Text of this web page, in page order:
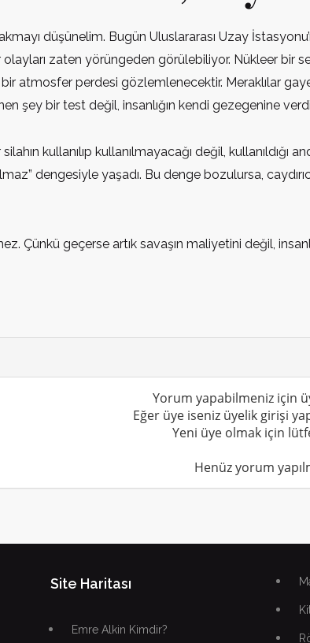
düşünelim. Bugün Uluslararası Uzay
zaten yörüngeden görülebiliyor. Nükleer bir
bir atmosfer perdesi gözlemlenecektir. Meraklılar
şey bir test değil, insanlığın kendi gezegenine
kullanılıp kullanılmayacağı değil,
dengesiyle yaşadı. Bu denge bozulursa,
Çünkü geçerse artık savaşın maliyetini değil,
Yorum yapabilmeniz için
Eğer üye iseniz üyelik girişi
Yeni üye olmak için
Henüz yorum
Site Haritası
Emre Alkin Kimdir?